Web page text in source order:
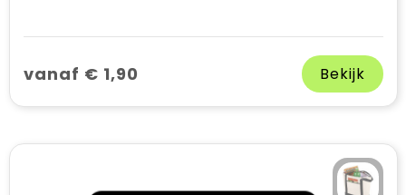
vanaf € 1,90 Bekijk